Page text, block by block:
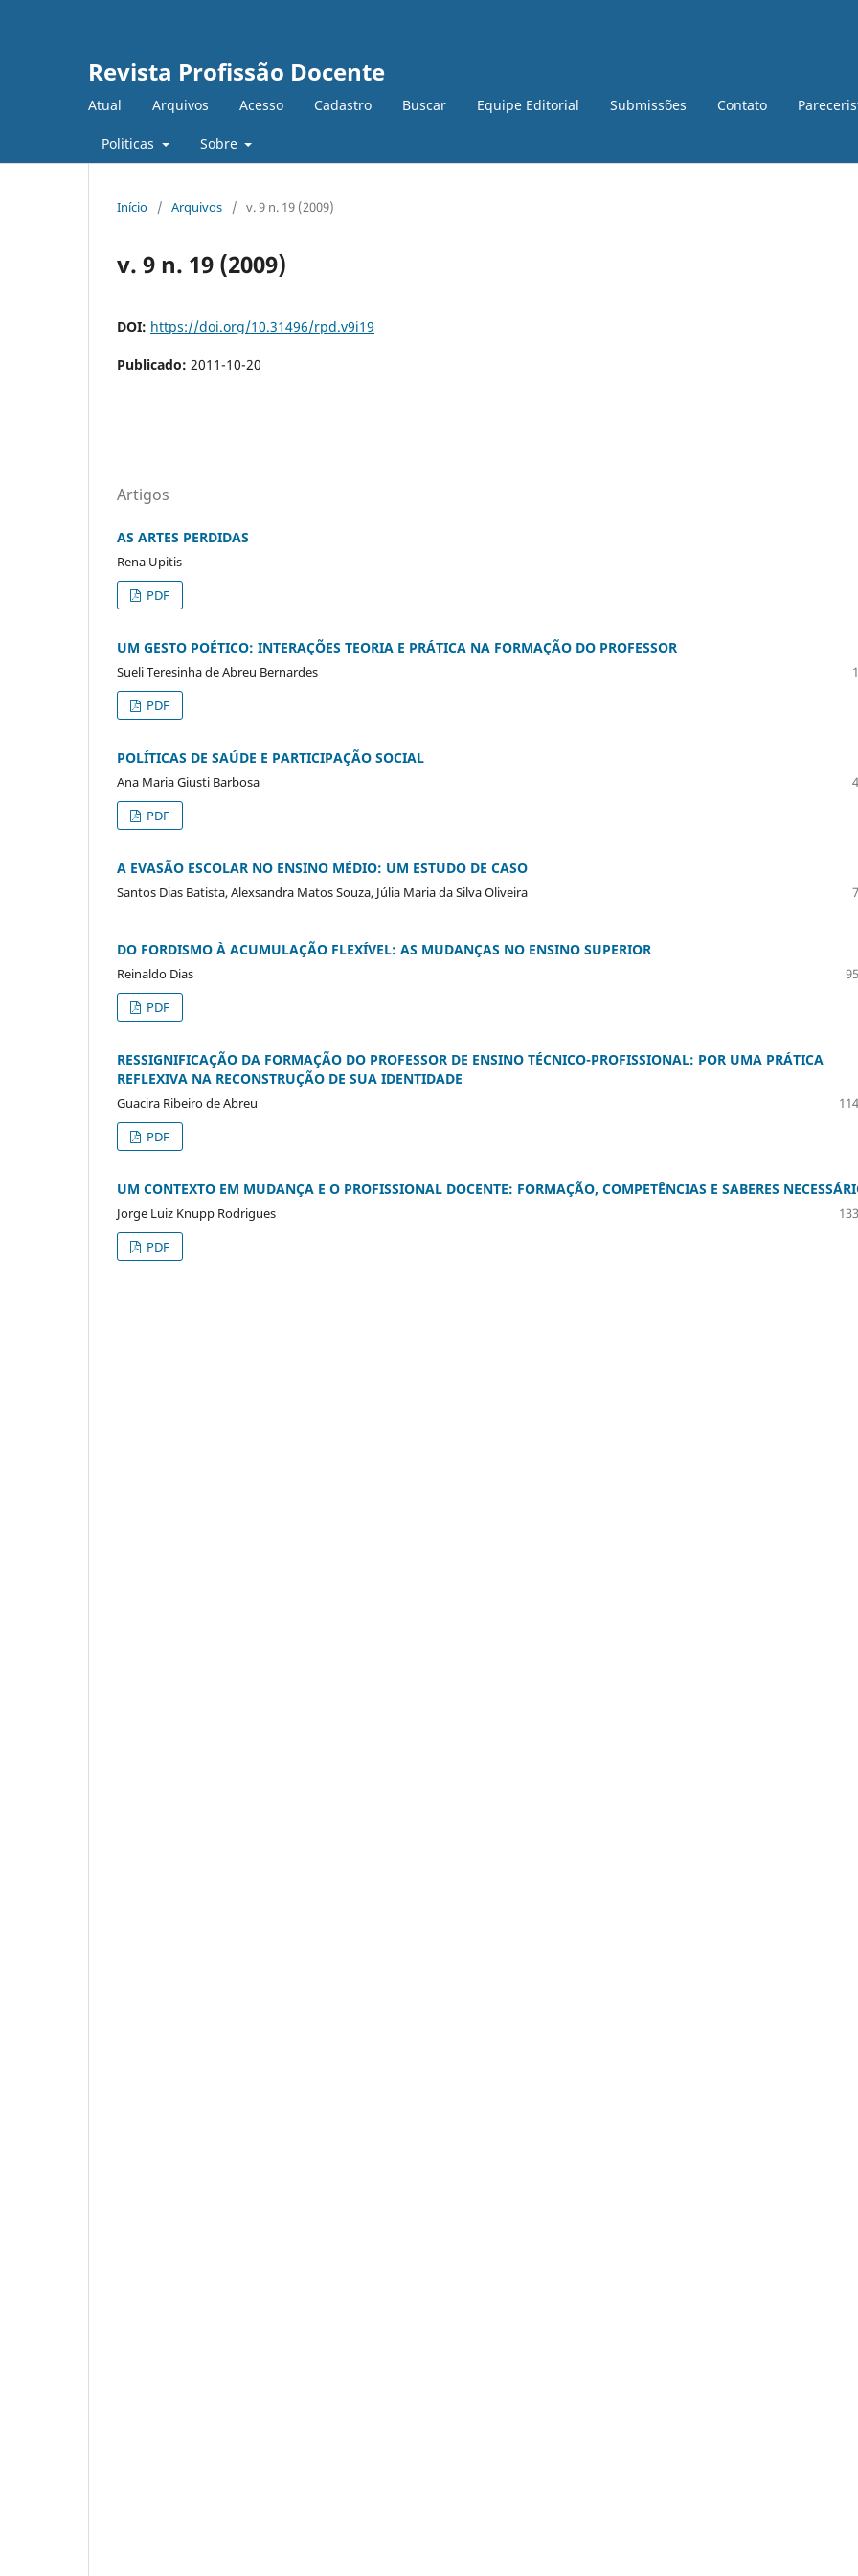
Revista Profissão Docente
Atual Arquivos Acesso Cadastro Buscar Equipe Editorial Submissões Contato
Politicas Sobre
Início / Arquivos / v. 9 n. 19 (2009)
v. 9 n. 19 (2009)
DOI: https://doi.org/10.31496/rpd.v9i19
Publicado: 2011-10-20
Artigos
AS ARTES PERDIDAS
Rena Upitis
PDF
UM GESTO POÉTICO: INTERAÇÕES TEORIA E PRÁTICA NA FORMAÇÃO DO PROFESSOR
Sueli Teresinha de Abreu Bernardes
PDF
POLÍTICAS DE SAÚDE E PARTICIPAÇÃO SOCIAL
Ana Maria Giusti Barbosa
PDF
A EVASÃO ESCOLAR NO ENSINO MÉDIO: UM ESTUDO DE CASO
Santos Dias Batista, Alexsandra Matos Souza, Júlia Maria da Silva Oliveira
DO FORDISMO À ACUMULAÇÃO FLEXÍVEL: AS MUDANÇAS NO ENSINO SUPERIOR
Reinaldo Dias
PDF
RESSIGNIFICAÇÃO DA FORMAÇÃO DO PROFESSOR DE ENSINO TÉCNICO-PROFISSIONAL: POR UMA PRÁTICA
REFLEXIVA NA RECONSTRUÇÃO DE SUA IDENTIDADE
Guacira Ribeiro de Abreu
PDF
UM CONTEXTO EM MUDANÇA E O PROFISSIONAL DOCENTE: FORMAÇÃO, COMPETÊNCIAS E SABERES
Jorge Luiz Knupp Rodrigues
PDF